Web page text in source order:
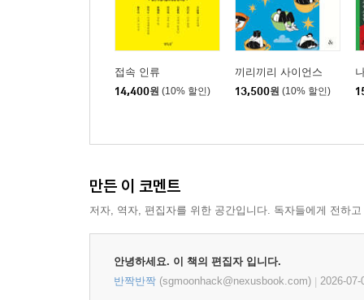
접속 인류
14,400원 (10% 할인)
끼리끼리 사이언스
13,500원 (10% 할인)
만든 이 코멘트
저자, 역자, 편집자를 위한 공간입니다. 독자들에게 전하
안녕하세요. 이 책의 편집자 입니다.
반짝반짝 (sgmoonhack@nexusbook.com) 2026-07-